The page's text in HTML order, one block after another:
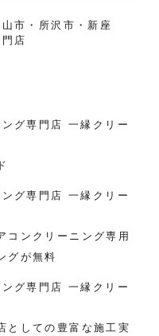
市・所沢市・新座
店
グ専門店 一縁クリー
グ専門店 一縁クリー
コンクリーニング専用
グが無料
グ専門店 一縁クリー
としての豊富な施工実